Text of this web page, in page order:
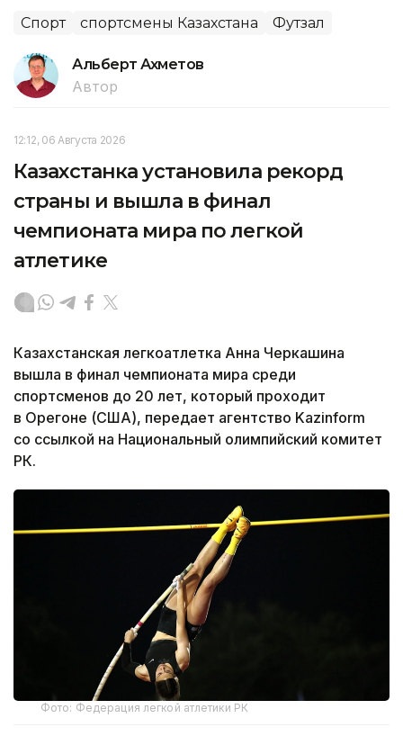
Спорт спортсмены Казахстана Футзал
Альберт Ахметов
Автор
12:12, 06 Августа 2026
Казахстанка установила рекорд
страны и вышла в финал
чемпионата мира по легкой
атлетике
Казахстанская легкоатлетка Анна Черкашина
вышла в финал чемпионата мира среди
спортсменов до 20 лет, который проходит
в Орегоне (США), передает агентство Kazinform
со ссылкой на Национальный олимпийский комитет
РК.
Фото: Федерация легкой атлетики РК